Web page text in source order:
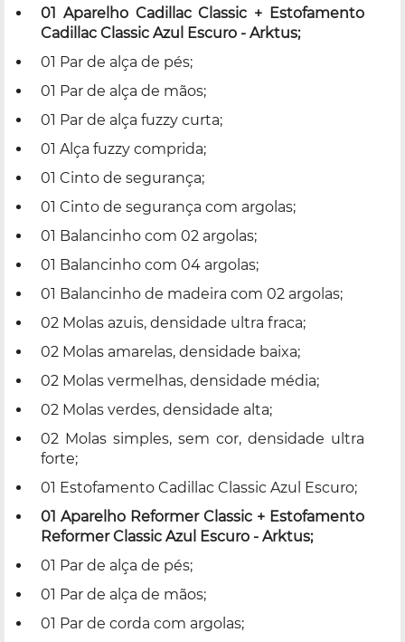
01 Aparelho Cadillac Classic + Estofamento
Cadillac Classic Azul Escuro - Arktus;
01 Par de alça de pés;
01 Par de alça de mãos;
01 Par de alça fuzzy curta;
01 Alça fuzzy comprida;
01 Cinto de segurança;
01 Cinto de segurança com argolas;
01 Balancinho com 02 argolas;
01 Balancinho com 04 argolas;
01 Balancinho de madeira com 02 argolas;
02 Molas azuis, densidade ultra fraca;
02 Molas amarelas, densidade baixa;
02 Molas vermelhas, densidade média;
02 Molas verdes, densidade alta;
02 Molas simples, sem cor, densidade ultra
forte;
01 Estofamento Cadillac Classic Azul Escuro;
01 Aparelho Reformer Classic + Estofamento
ReformerClassic Azul Escuro - Arktus;
01 Par de alça de pés;
01 Par de alça de mãos;
01 Par de corda com argolas;